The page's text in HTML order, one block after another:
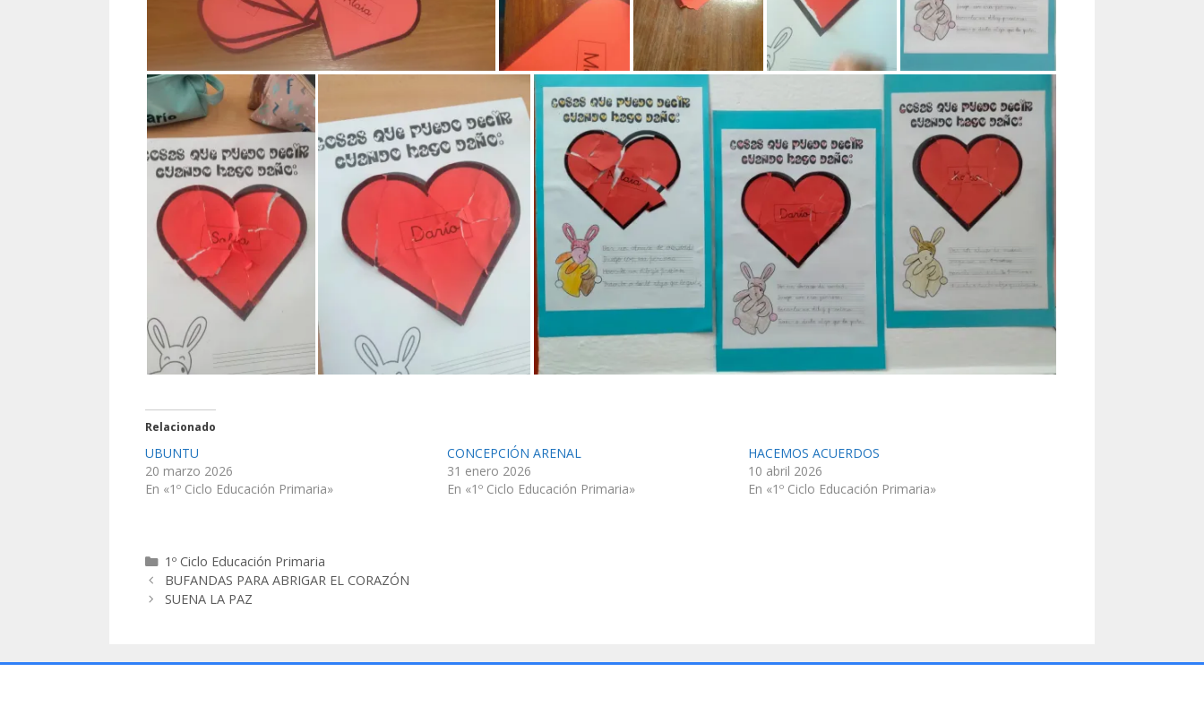
Relacionado
UBUNTU
20 marzo 2026
En «1º Ciclo Educación Primaria»
CONCEPCIÓN ARENAL
31 enero 2026
En «1º Ciclo Educación Primaria»
HACEMOS ACUERDOS
10 abril 2026
En «1º Ciclo Educación Primaria»
1º Ciclo Educación Primaria
BUFANDAS PARA ABRIGAR EL CORAZÓN
SUENA LA PAZ